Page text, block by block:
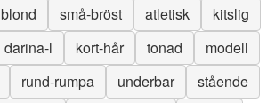
blond små-bröst atletisk
kitslig
darina-l kort-hår tonad
modell
rund-rumpa underbar
stående